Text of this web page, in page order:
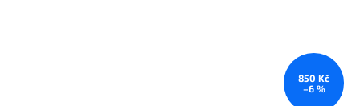
850 Kč
–6 %